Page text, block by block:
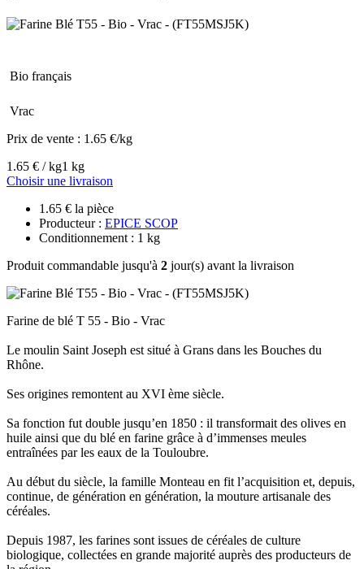
Bio français
Vrac
Prix de vente : 1.65 €/kg
1.65 € / kg1 kg
Choisir une livraison
1.65 € la pièce
Producteur : EPICE SCOP
Conditionnement : 1 kg
Produit commandable jusqu'à 2 jour(s) avant la livraison
Farine de blé T 55 - Bio - Vrac
Le moulin Saint Joseph est situé à Grans dans les Bouches du
Rhône.
Ses origines remontent au XVI ème siècle.
Sa fonction fut double jusqu’en 1850 : il transformait des olives en
huile ainsi que du blé en farine grâce à d’immenses meules
entraînées par les eaux de la Touloubre.
Au début du siècle, la famille Monteau en fit l’acquisition et, depuis,
continue, de génération en génération, la mouture artisanale des
céréales.
Depuis 1987, les farines sont issues de céréales de culture
biologique, collectées en grande majorité auprès des producteurs de